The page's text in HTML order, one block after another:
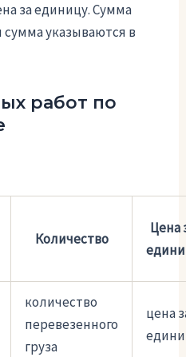
за единицу. Сумма
указываются в
работ по
Количество
Цена
количество
перевезенного
груза
цена